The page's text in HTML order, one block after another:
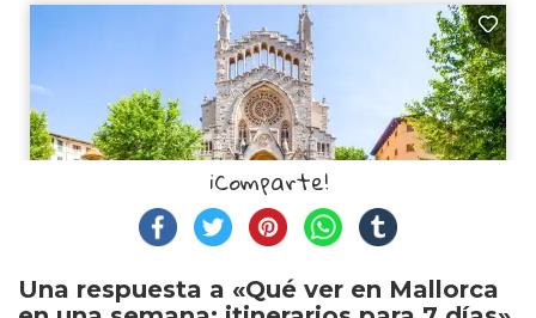
¡Comparte!
Una respuesta a «Qué ver en Mallorca